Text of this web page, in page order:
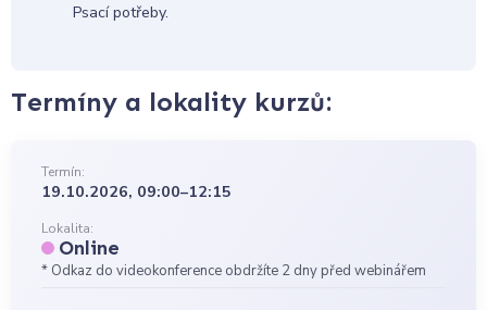
Psací potřeby.
Termíny a lokality kurzů:
Termín:
19.10.2026, 09:00–12:15
Lokalita:
Online
* Odkaz do videokonference obdržíte 2 dny před webinářem